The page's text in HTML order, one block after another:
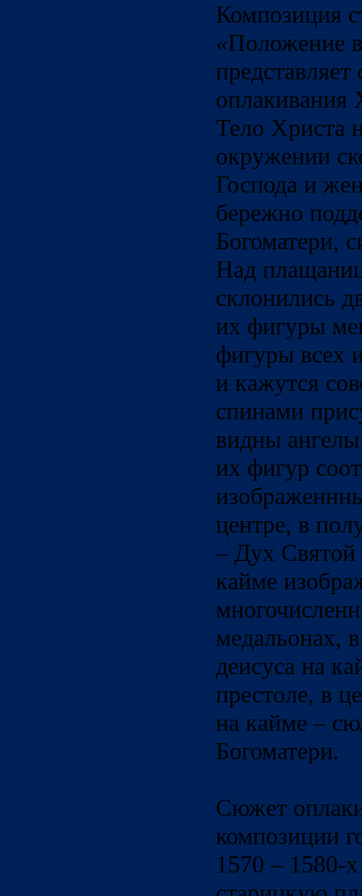
Композиция
«Положение
оплакивания
Тело Христа
окружении
Господа и
бережно
Богоматери,
Над
склонились
их фигуры
фигуры всех
и кажутся
спинами
видны
их фигур
центре, в
– Дух Святой
кайме
медальонах,
деисуса на
престоле, в
на кайме –
Богоматери.
Сюжет
композиции
1570 – 1580-